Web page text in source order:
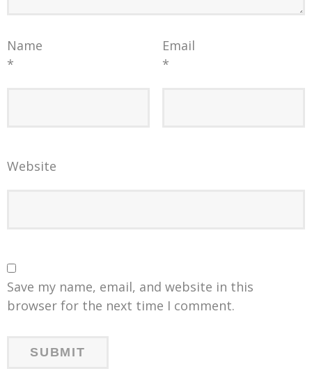
Name
*
Email
*
Website
Save my name, email, and website in this
browser for the next time I comment.